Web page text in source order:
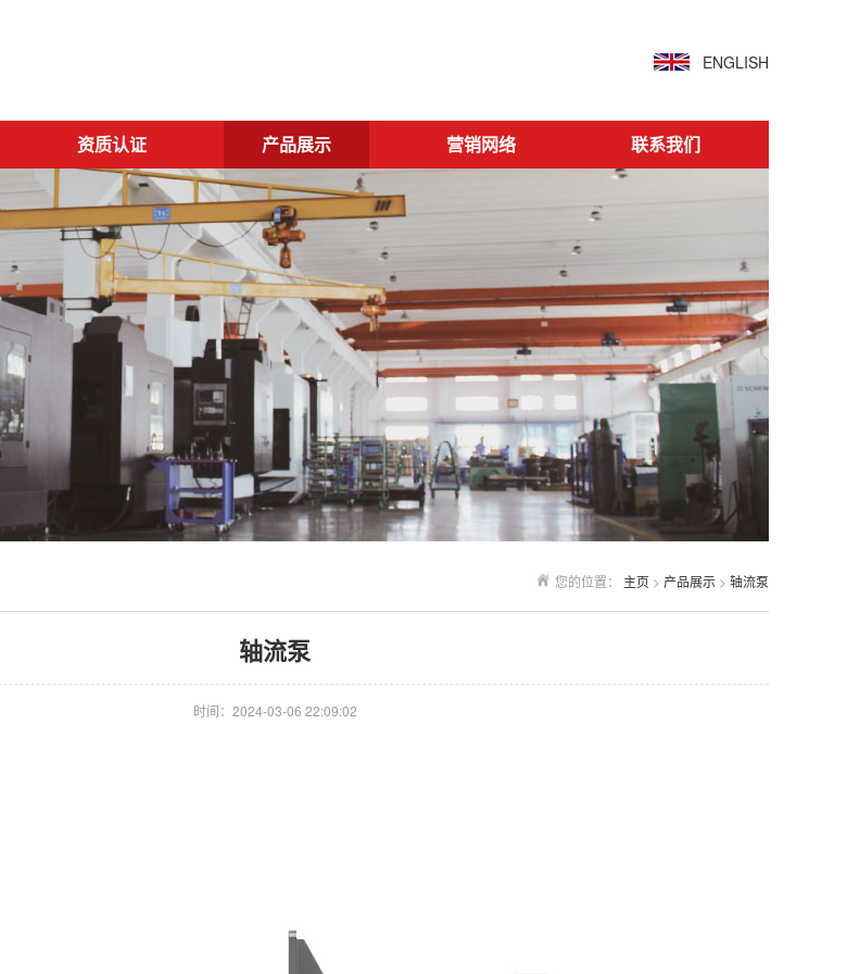
ENGLISH
资质认证 产品展示 营销网络 联系我们
您的位置： 主页 > 产品展示 > 轴流泵
轴流泵
时间：2024-03-06 22:09:02